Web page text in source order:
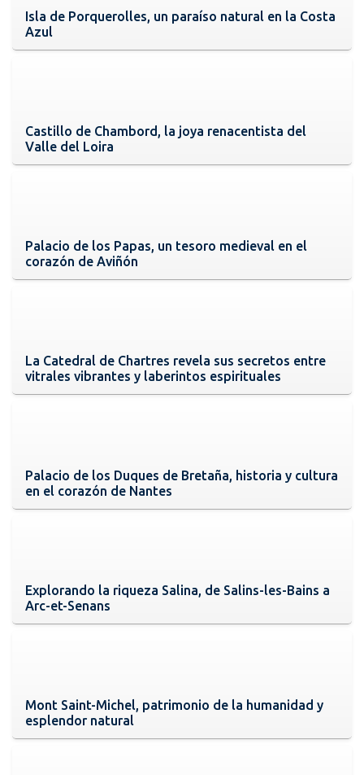
Isla de Porquerolles, un paraíso natural en la Costa
Azul
Castillo de Chambord, la joya renacentista del
Valle del Loira
Palacio de los Papas, un tesoro medieval en el
corazón de Aviñón
La Catedral de Chartres revela sus secretos entre
vitrales vibrantes y laberintos espirituales
Palacio de los Duques de Bretaña, historia y cultura
en el corazón de Nantes
Explorando la riqueza Salina, de Salins-les-Bains a
Arc-et-Senans
Mont Saint-Michel, patrimonio de la humanidad y
esplendor natural